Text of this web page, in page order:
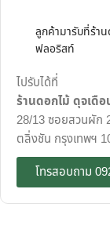
ลูกค้ามารับที่ร้า
ฟลอริสท์
ไปรับได้ที่
ร้านดอกไม้ ดุจเดื
28/13 ซอยสวนผัก
ตลิ่งชัน กรุงเทพฯ
โทรสอบถาม